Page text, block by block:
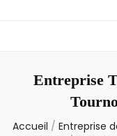
Entreprise
Accueil / Entreprise